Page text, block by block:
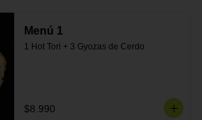
Menú 1
1 Hot Tori + 3 Gyozas de Cerdo
$8.990